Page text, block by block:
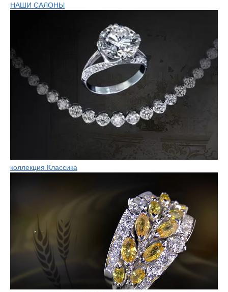
НАШИ САЛОНЫ
коллекция Классика